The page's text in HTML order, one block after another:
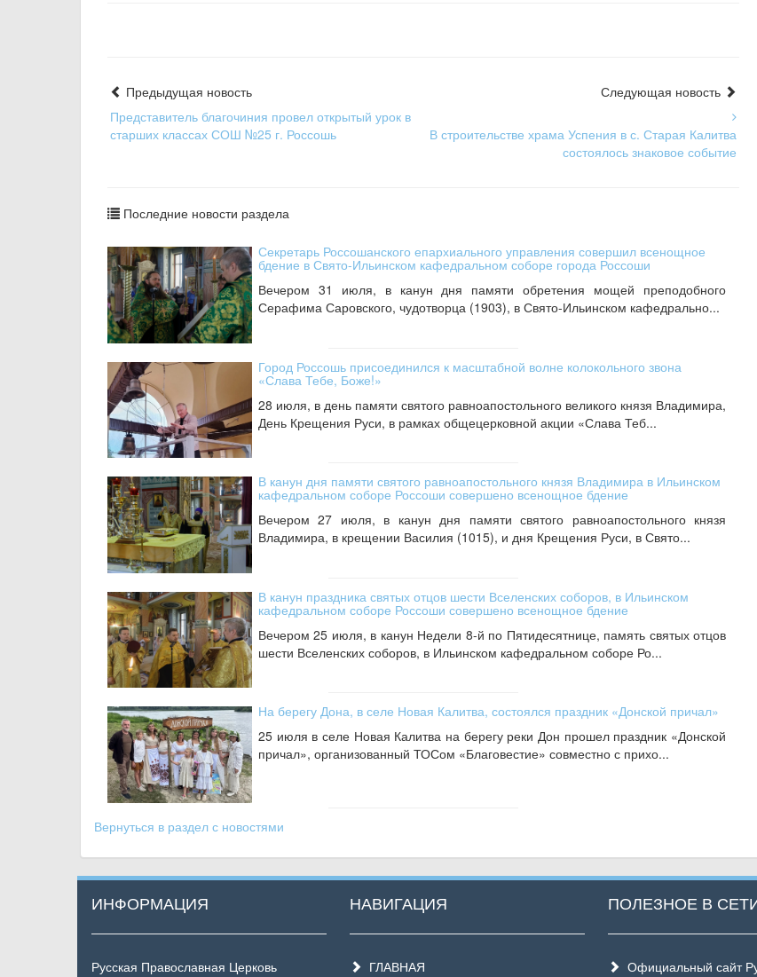
Предыдущая новость
Представитель благочиния провел открытый урок в
старших классах СОШ №25 г. Россошь
Следующая новость
В строительстве храма Успения в с. Старая Калитва
состоялось знаковое событие
Последние новости раздела
Секретарь Россошанского епархиального управления совершил всенощное
бдение в Свято-Ильинском кафедральном соборе города Россоши
Вечером 31 июля, в канун дня памяти обретения мощей преподобного
Серафима Саровского, чудотворца (1903), в Свято-Ильинском кафедрально...
Город Россошь присоединился к масштабной волне колокольного звона
«Слава Тебе, Боже!»
28 июля, в день памяти святого равноапостольного великого князя Владимира,
День Крещения Руси, в рамках общецерковной акции «Слава Теб...
В канун дня памяти святого равноапостольного князя Владимира в Ильинском
кафедральном соборе Россоши совершено всенощное бдение
Вечером 27 июля, в канун дня памяти святого равноапостольного князя
Владимира, в крещении Василия (1015), и дня Крещения Руси, в Свято...
В канун праздника святых отцов шести Вселенских соборов, в Ильинском
кафедральном соборе Россоши совершено всенощное бдение
Вечером 25 июля, в канун Недели 8-й по Пятидесятнице, память святых отцов
шести Вселенских соборов, в Ильинском кафедральном соборе Ро...
На берегу Дона, в селе Новая Калитва, состоялся праздник «Донской причал»
25 июля в селе Новая Калитва на берегу реки Дон прошел праздник «Донской
причал», организованный ТОСом «Благовестие» совместно с прихо...
Вернуться в раздел с новостями
ИНФОРМАЦИЯ
Русская Православная Церковь
НАВИГАЦИЯ
ГЛАВНАЯ
ПОЛЕЗНОЕ В
Официальный сайт